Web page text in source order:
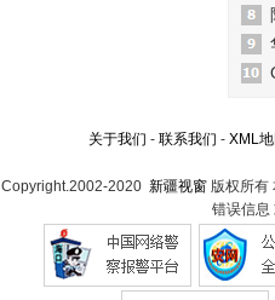
关于我们 - 联系我们 - XML地
Copyright.2002-2020 新疆视窗 版权所有
错误信息